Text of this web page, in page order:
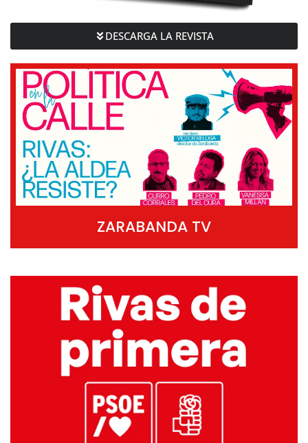
DESCARGA LA REVISTA
ZARABANDA TV